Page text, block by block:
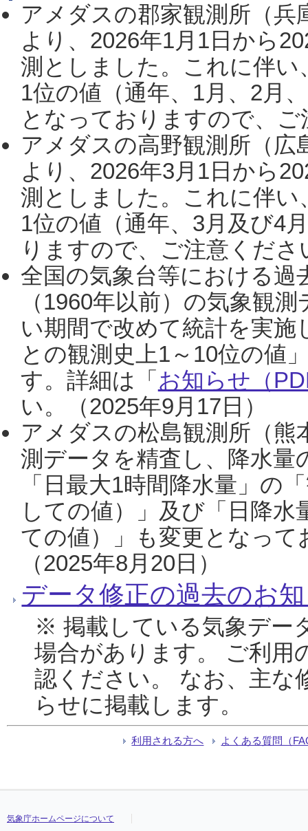
アメダスの郡家観測所（
より、2026年1月1日から
測としました。これに伴い
1位の値（通年、1月、2月
となっておりますので、
アメダスの高野観測所（
より、2026年3月1日から
測としました。これに伴い
1位の値（通年、3月及び4
りますので、ご注意くだ
全国の気象台等における過
（1960年以前）の気象観
い期間で改めて統計を実
との観測史上1～10位の値
す。詳細は「 お知らせ（
い。（2025年9月17日）
アメダスの松島観測所（熊
測データを精査し、降水
「日最大1時間降水量」の
しての値）」及び「日降
ての値）」も変更となっ
（2025年8月20日）
データ修正の過去のお
※ 掲載している気象デー
場合があります。 ご利用
認ください。 なお、主な
らせに掲載します。
利用される方へ よくある質問（
気象庁ホームページについて